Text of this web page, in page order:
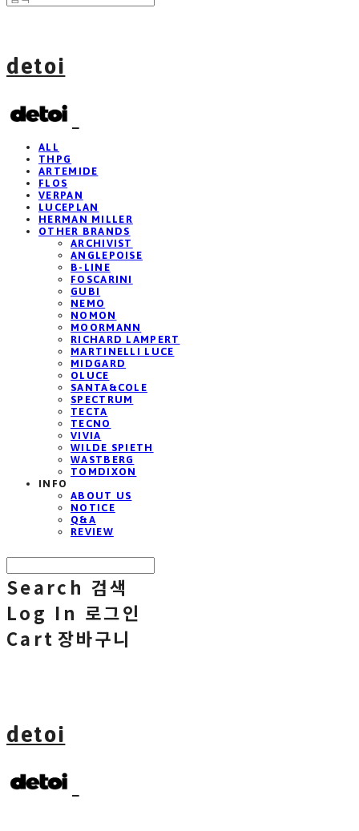
detoi
ALL
THPG
ARTEMIDE
FLOS
VERPAN
LUCEPLAN
HERMAN MILLER
OTHER BRANDS
ARCHIVIST
ANGLEPOISE
B-LINE
FOSCARINI
GUBI
NEMO
NOMON
MOORMANN
RICHARD LAMPERT
MARTINELLI LUCE
MIDGARD
OLUCE
SANTA&COLE
SPECTRUM
TECTA
TECNO
VIVIA
WILDE SPIETH
WASTBERG
TOMDIXON
INFO
ABOUT US
NOTICE
Q&A
REVIEW
Search 검색
Log In 로그인
Cart 장바구니
detoi